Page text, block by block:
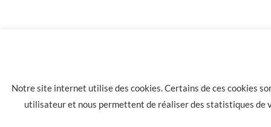
LA HAVANE 40 bis rue des Tilleuls 30900 NIMES - Tél: 04 66
Notre site internet utilise des cookies. Certains de ces cookies
utilisateur et nous permettent de réaliser des statistiques de